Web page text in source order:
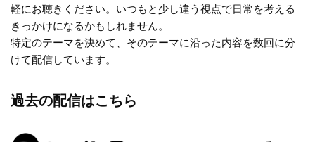
軽にお聴きください。いつもと少し違う視点で日常を考える
きっかけになるかもしれません。
特定のテーマを決めて、そのテーマに沿った内容を数回に分
けて配信しています。
過去の配信はこちら